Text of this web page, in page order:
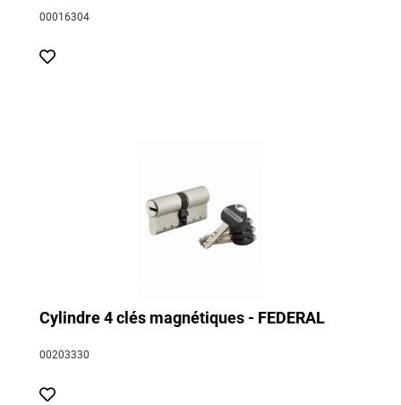
00016304
Cylindre 4 clés magnétiques - FEDERAL
00203330